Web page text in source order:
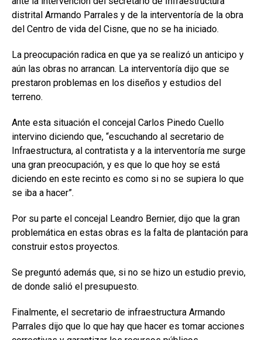
distrital Armando Parrales y de la interventoría de la obra
del Centro de vida del Cisne, que no se ha iniciado.
La preocupación radica en que ya se realizó un anticipo y
aún las obras no arrancan. La interventoría dijo que se
prestaron problemas en los diseños y estudios del
terreno.
Ante esta situación el concejal Carlos Pinedo Cuello
intervino diciendo que, “escuchando al secretario de
Infraestructura, al contratista y a la interventoría me surge
una gran preocupación, y es que lo que hoy se está
diciendo en este recinto es como si no se supiera lo que
se iba a hacer”.
Por su parte el concejal Leandro Bernier, dijo que la gran
problemática en estas obras es la falta de plantación para
construir estos proyectos.
Se preguntó además que, si no se hizo un estudio previo,
de donde salió el presupuesto.
Finalmente, el secretario de infraestructura Armando
Parrales dijo que lo que hay que hacer es tomar acciones